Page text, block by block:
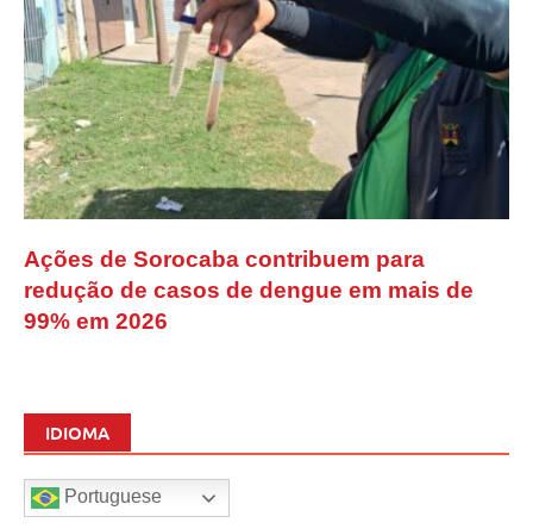
Ações de Sorocaba contribuem para
redução de casos de dengue em mais de
99% em 2026
IDIOMA
Portuguese